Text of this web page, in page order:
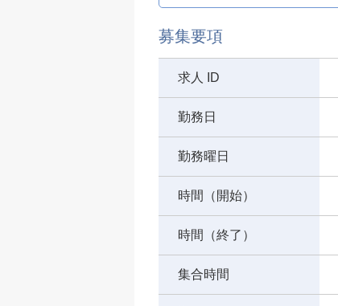
募集要項
求人 ID
勤務日
勤務曜日
時間（開始）
時間（終了）
集合時間